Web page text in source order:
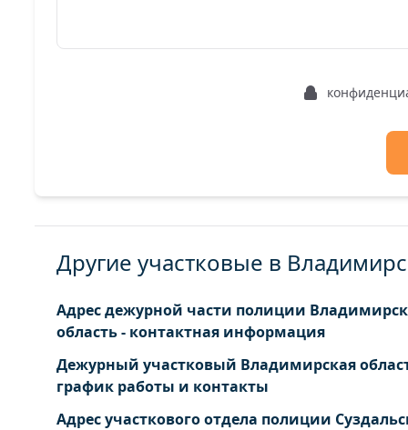
Палкино
Другие участковые в
Адрес дежурной части полиции
область - контактная информация
Дежурный участковый Владимирская
график работы и контакты
Адрес участкового отдела полиции